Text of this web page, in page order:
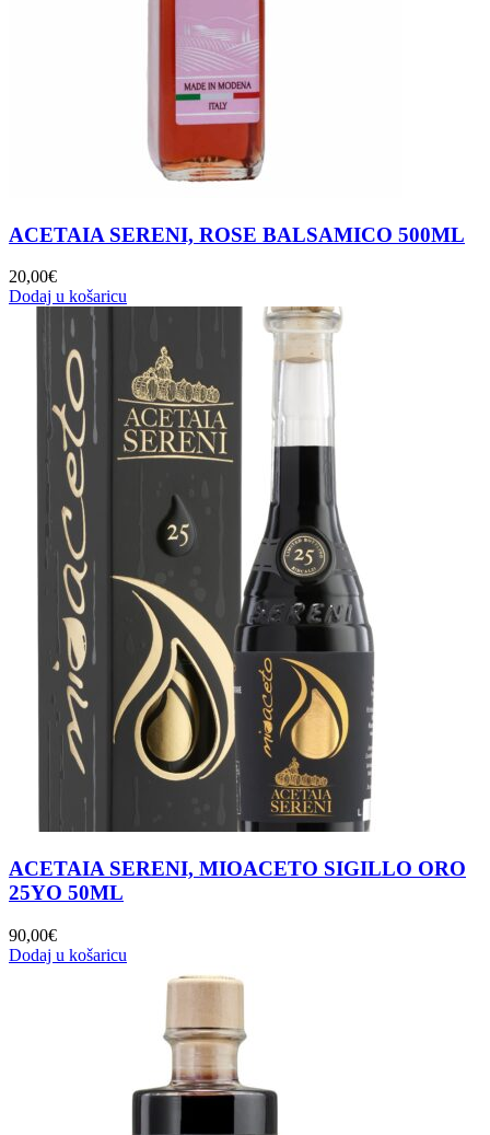
ACETAIA SERENI, ROSE BALSAMICO 500ML
20,00€
Dodaj u košaricu
ACETAIA SERENI, MIOACETO SIGILLO ORO
25YO 50ML
90,00€
Dodaj u košaricu